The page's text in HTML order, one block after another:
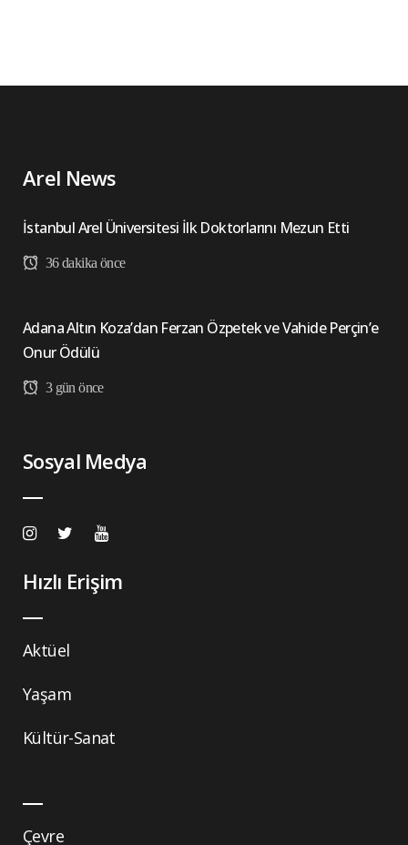
Arel News
İstanbul Arel Üniversitesi İlk Doktorlarını Mezun Etti
36 dakika önce
Adana Altın Koza’dan Ferzan Özpetek ve Vahide Perçin’e
Onur Ödülü
3 gün önce
Sosyal Medya
Hızlı Erişim
Aktüel
Yaşam
Kültür-Sanat
Çevre